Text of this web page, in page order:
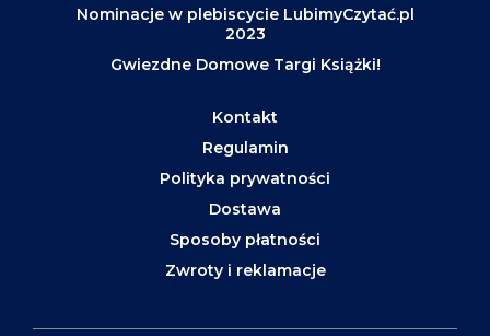
Nominacje w plebiscycie LubimyCzytać.pl
2023
Gwiezdne Domowe Targi Książki!
Kontakt
Regulamin
Polityka prywatności
Dostawa
Sposoby płatności
Zwroty i reklamacje